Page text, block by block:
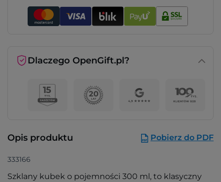
Dlaczego OpenGift.pl?
Opis produktu Pobierz do PDF
333166
Szklany kubek o pojemności 300 ml, to klasyczny